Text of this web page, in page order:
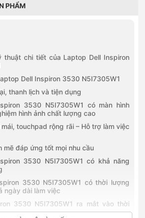
PHẨM
thuật chi tiết của Laptop Dell Inspiron
Dell Inspiron 3530 N5I7305W1
thanh lịch và tiện dụng
3530 N5I7305W1 có màn hình
hình ảnh chất lượng cao
mái, touchpad rộng rãi – Hỗ trợ làm việc
mẽ đáp ứng tốt mọi nhu cầu
3530 N5I7305W1 có khả năng
3530 N5I7305W1 có thời lượng
ngày dài làm việc
3530 N5I7305W1 ra mắt vào thời